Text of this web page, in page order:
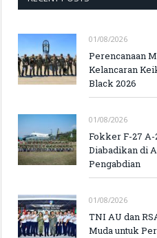
01/08/2026
Perencanaan
Kelancaran
Black 2026
01/08/2026
Fokker F-27 A-
Diabadikan di
Pengabdian
01/08/2026
TNI AU dan
Muda untuk